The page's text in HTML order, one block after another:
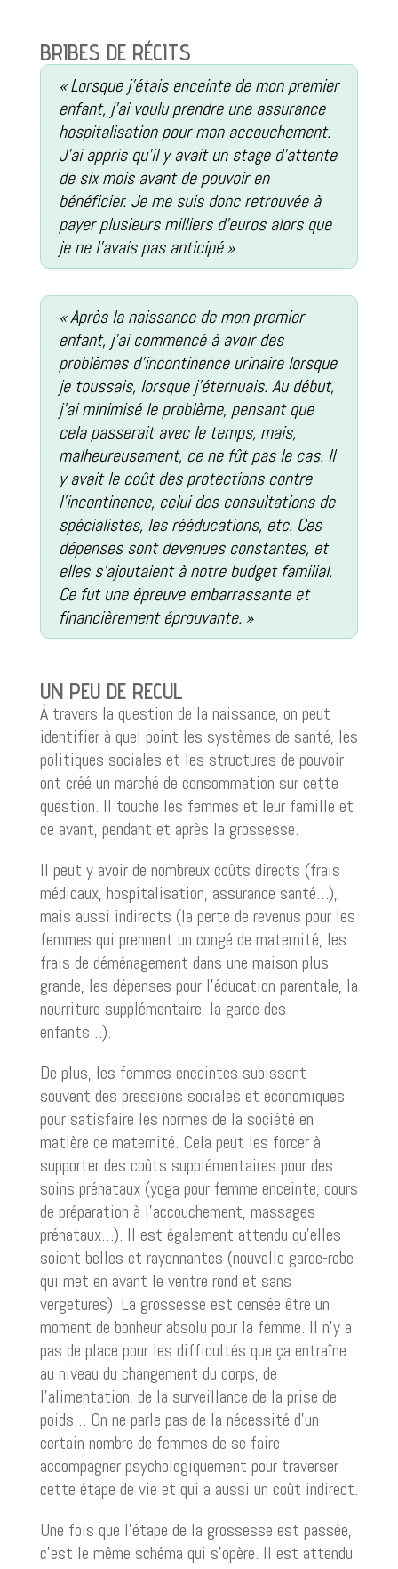
BRIBES DE RÉCITS
« Lorsque j’étais enceinte de mon premier
enfant, j’ai voulu prendre une assurance
hospitalisation pour mon accouchement.
J’ai appris qu’il y avait un stage d’attente
de six mois avant de pouvoir en
bénéficier. Je me suis donc retrouvée à
payer plusieurs milliers d’euros alors que
je ne l’avais pas anticipé ».
« Après la naissance de mon premier
enfant, j’ai commencé à avoir des
problèmes d’incontinence urinaire lorsque
je toussais, lorsque j’éternuais. Au début,
j’ai minimisé le problème, pensant que
cela passerait avec le temps, mais,
malheureusement, ce ne fût pas le cas. Il
y avait le coût des protections contre
l’incontinence, celui des consultations de
spécialistes, les rééducations, etc. Ces
dépenses sont devenues constantes, et
elles s’ajoutaient à notre budget familial.
Ce fut une épreuve embarrassante et
financièrement éprouvante. »
UN PEU DE RECUL
À travers la question de la naissance, on peut
identifier à quel point les systèmes de santé, les
politiques sociales et les structures de pouvoir
ont créé un marché de consommation sur cette
question. Il touche les femmes et leur famille et
ce avant, pendant et après la grossesse.
Il peut y avoir de nombreux coûts directs (frais
médicaux, hospitalisation, assurance santé…),
mais aussi indirects (la perte de revenus pour les
femmes qui prennent un congé de maternité, les
frais de déménagement dans une maison plus
grande, les dépenses pour l’éducation parentale, la
nourriture supplémentaire, la garde des
enfants…).
De plus, les femmes enceintes subissent
souvent des pressions sociales et économiques
pour satisfaire les normes de la société en
matière de maternité. Cela peut les forcer à
supporter des coûts supplémentaires pour des
soins prénataux (yoga pour femme enceinte, cours
de préparation à l’accouchement, massages
prénataux…). Il est également attendu qu’elles
soient belles et rayonnantes (nouvelle garde-robe
qui met en avant le ventre rond et sans
vergetures). La grossesse est censée être un
moment de bonheur absolu pour la femme. Il n’y a
pas de place pour les difficultés que ça entraîne
au niveau du changement du corps, de
l’alimentation, de la surveillance de la prise de
poids… On ne parle pas de la nécessité d’un
certain nombre de femmes de se faire
accompagner psychologiquement pour traverser
cette étape de vie et qui a aussi un coût indirect.
Une fois que l’étape de la grossesse est passée,
c’est le même schéma qui s’opère. Il est attendu